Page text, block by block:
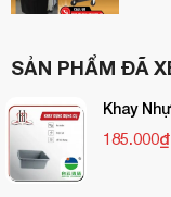
SẢN PHẨM ĐÃ
Khay
185.000₫